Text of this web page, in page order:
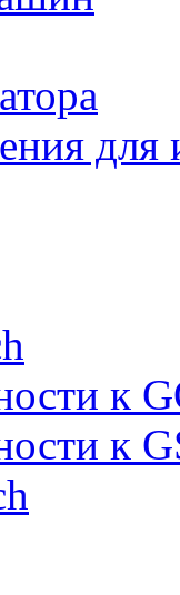
для
к
к